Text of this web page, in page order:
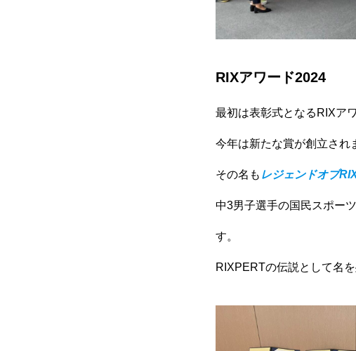
岐阜の陸上を応援！
RIXPERTを支援する
RIXPERTとは お知らせ サ
岐阜の陸上を応援！
RIXアワード2024
最初は表彰式となるRIXア
今年は新たな賞が創立され
その名も レジェンドオブ
中3男子選手の国民スポー
す。
RIXPERTの伝説として名